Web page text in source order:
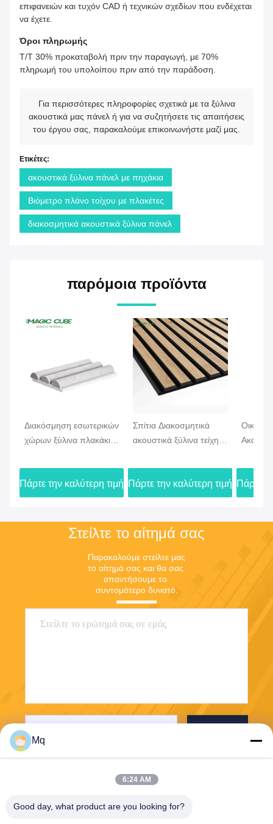
επιφανειών και τυχόν CAD ή τεχνικών σχεδίων που ενδέχεται
να έχετε.
Όροι πληρωμής
T/T 30% προκαταβολή πριν την παραγωγή, με 70%
πληρωμή του υπολοίπου πριν από την παράδοση.
Για περισσότερες πληροφορίες σχετικά με τα ξύλινα
ακουστικά μας πάνελ ή για να συζητήσετε τις απαιτήσεις
του έργου σας, παρακαλούμε επικοινωνήστε μαζί μας.
Ετικέτες:
ακουστικά ξύλινα πάνελ με πηχάκια
Βιόμετρο πλάνο τοίχου με πλακέτες
διακοσμητικά ακουστικά ξύλινα πάνελ
παρόμοια προϊόντα
Διακόσμηση εσωτερικών
χώρων ξύλινα πλακάκια
γουρούνι
Πάρτε την καλύτερη τιμή
Σπίτια Διακοσμητικά
ακουστικά ξύλινα τείχη
ήχου στην τάξη
Πάρτε την καλύτερη τιμή Πάρτε
Στείλτε το αίτημά σας
Παρακαλούμε στείλτε μας
το αίτημά σας και θα σας
απαντήσουμε το
συντομότερο δυνατό.
Mq
6:24 AM
Good day, what product are you looking for?